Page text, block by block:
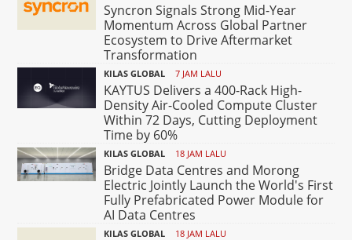
Syncron Signals Strong Mid-Year
Momentum Across Global Partner
Ecosystem to Drive Aftermarket
Transformation
KILAS GLOBAL 7 JAM LALU
KAYTUS Delivers a 400-Rack High-
Density Air-Cooled Compute Cluster
Within 72 Days, Cutting Deployment
Time by 60%
KILAS GLOBAL 18 JAM LALU
Bridge Data Centres and Morong
Electric Jointly Launch the World's First
Fully Prefabricated Power Module for
AI Data Centres
KILAS GLOBAL 18 JAM LALU